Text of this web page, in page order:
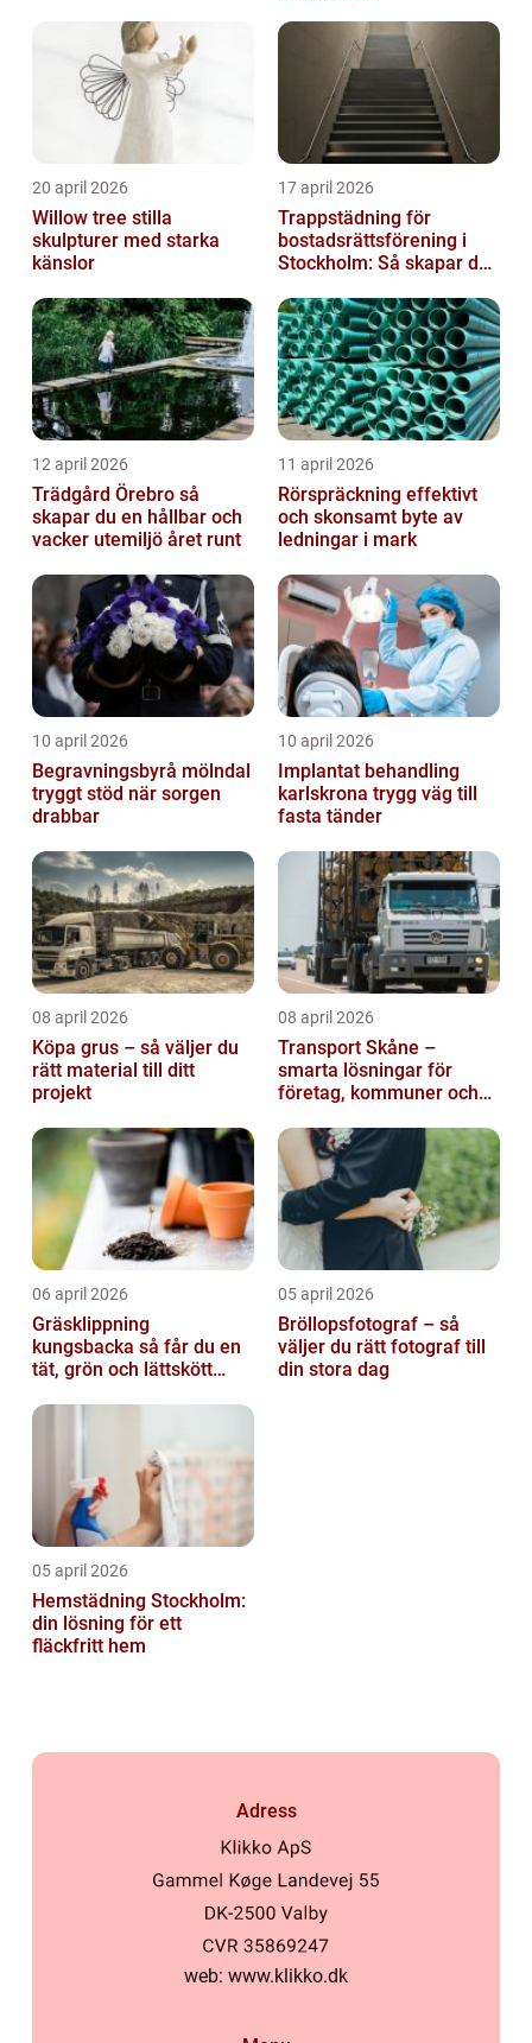
20 april 2026
Willow tree stilla
skulpturer med starka
känslor
17 april 2026
Trappstädning för
bostadsrättsförening i
Stockholm: Så skapar du
trapphus...
12 april 2026
Trädgård Örebro så
skapar du en hållbar och
vacker utemiljö året runt
11 april 2026
Rörspräckning effektivt
och skonsamt byte av
ledningar i mark
10 april 2026
Begravningsbyrå mölndal
tryggt stöd när sorgen
drabbar
10 april 2026
Implantat behandling
karlskrona trygg väg till
fasta tänder
08 april 2026
Köpa grus – så väljer du
rätt material till ditt
projekt
08 april 2026
Transport Skåne –
smarta lösningar för
företag, kommuner och
06 april 2026
Gräsklippning
kungsbacka så får du en
tät, grön och lättskött
05 april 2026
Bröllopsfotograf – så
väljer du rätt fotograf till
din stora dag
05 april 2026
Hemstädning Stockholm:
din lösning för ett
fläckfritt hem
Adress
web: www.klikko.dk